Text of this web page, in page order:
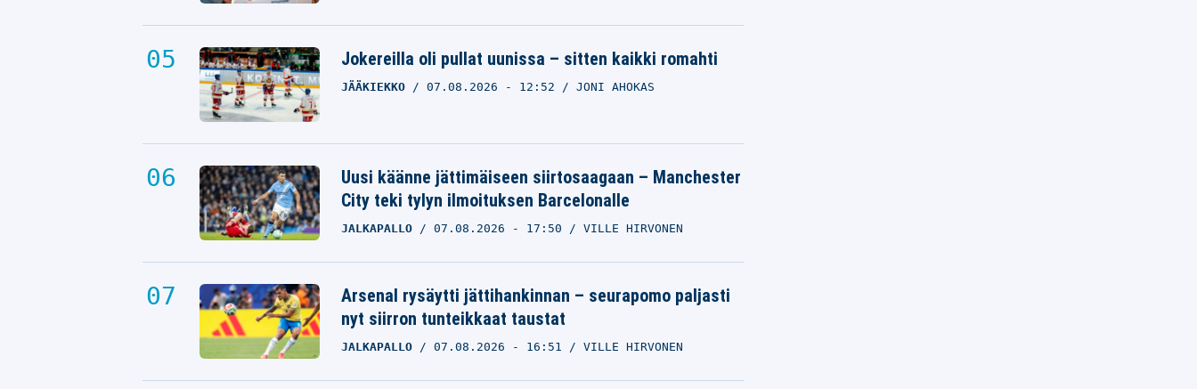
Jokereilla oli pullat uunissa – sitten kaikki romahti
JÄÄKIEKKO 07.08.2026 - 12:52 JONI AHOKAS
Uusi käänne jättimäiseen siirtosaagaan – Manchester
City teki tylyn ilmoituksen Barcelonalle
JALKAPALLO 07.08.2026 - 17:50 VILLE HIRVONEN
Arsenal rysäytti jättihankinnan – seurapomo paljasti
nyt siirron tunteikkaat taustat
JALKAPALLO 07.08.2026 - 16:51 VILLE HIRVONEN